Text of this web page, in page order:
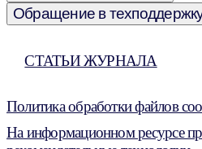
Обращение в
СТАТЬИ ЖУРНАЛА
Политика обработки файлов
На информационном ресурсе